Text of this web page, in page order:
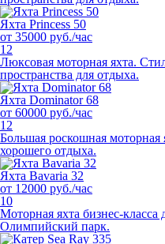
Яхта Princess 50
от 35000 руб./час
12
Люксовая моторная яхта.
пространства для отдыха.
Яхта Dominator 68
от 60000 руб./час
12
Большая роскошная
хорошего отдыха.
Яхта Bavaria 32
от 12000 руб./час
10
Моторная яхта бизнес-
Олимпийский парк.